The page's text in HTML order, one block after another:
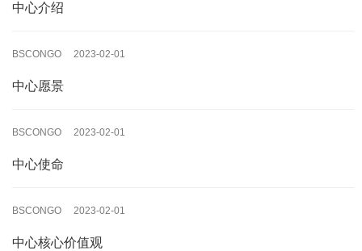
中心介绍
BSCONGO 2023-02-01
中心愿景
BSCONGO 2023-02-01
中心使命
BSCONGO 2023-02-01
中心核心价值观